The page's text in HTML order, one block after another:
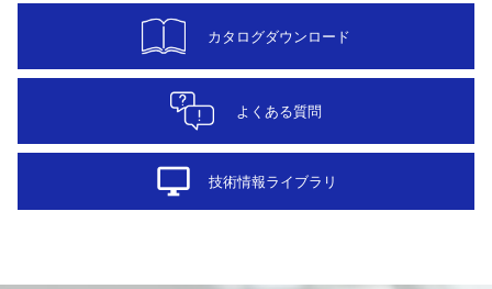
カタログダウンロード
よくある質問
desktop_windows 技術情報ライブラリ